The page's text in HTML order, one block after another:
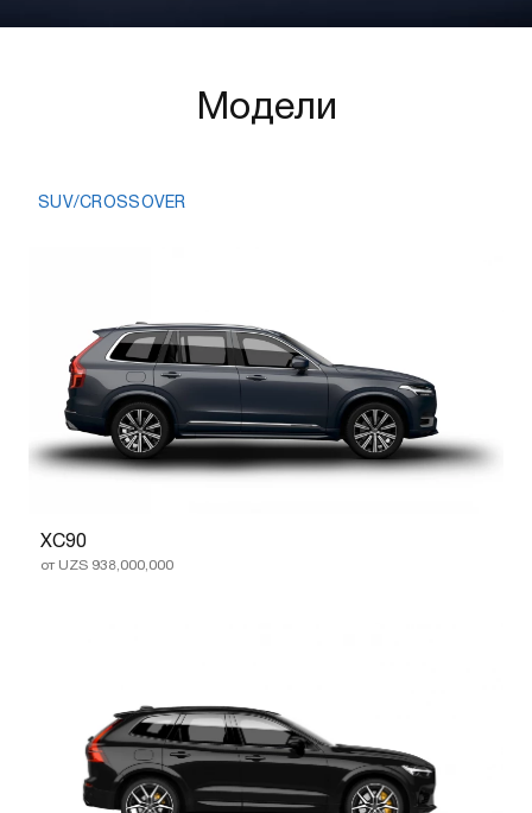
Модели
SUV/CROSSOVER
XC90
от UZS 938,000,000